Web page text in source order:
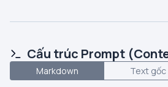
Cấu trúc Prompt
Markdown Text gốc